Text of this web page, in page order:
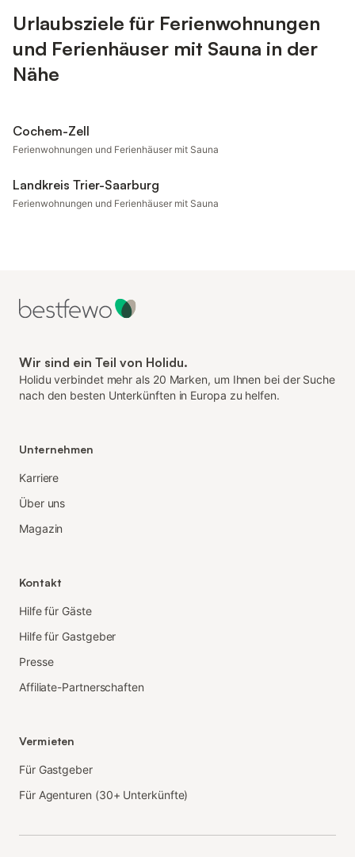
Urlaubsziele für Ferienwohnungen
und Ferienhäuser mit Sauna in der
Nähe
Cochem-Zell
Ferienwohnungen und Ferienhäuser mit Sauna
Landkreis Trier-Saarburg
Ferienwohnungen und Ferienhäuser mit Sauna
Wir sind ein Teil von Holidu.
Holidu verbindet mehr als 20 Marken, um Ihnen bei der Suche
nach den besten Unterkünften in Europa zu helfen.
Unternehmen
Karriere
Über uns
Magazin
Kontakt
Hilfe für Gäste
Hilfe für Gastgeber
Presse
Affiliate-Partnerschaften
Vermieten
Für Gastgeber
Für Agenturen (30+ Unterkünfte)